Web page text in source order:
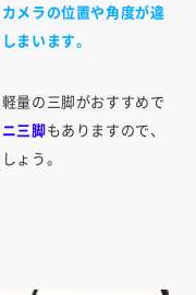
メラの位置や角度が違
まいます。
量の三脚がおすすめで
ニ三脚もありますので、
ょう。